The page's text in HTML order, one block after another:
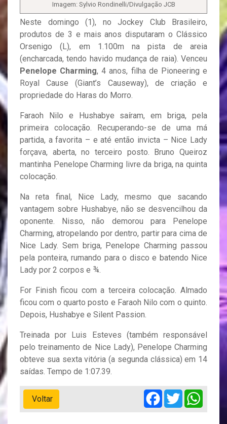
Imagem: Sylvio Rondinelli/Divulgação JCB
Neste domingo (1), no Jockey Club Brasileiro,
produtos de 3 e mais anos disputaram o Clássico
Orsenigo (L), em 1.100m na pista de areia
(encharcada, tendo havido mudança de raia). Venceu
Penelope Charming, 4 anos, filha de Pioneering e
Royal Cause (Giant’s Causeway), de criação e
propriedade do Haras do Morro.
Faraoh Nilo e Hushabye saíram, em briga, pela
primeira colocação. Recuperando-se de uma má
partida, a favorita – e até então invicta – Nice Lady
forçava, aberta, no terceiro posto. Bruno Queiroz
mantinha Penelope Charming livre da briga, na quinta
colocação.
Na reta final, Nice Lady, mesmo que sacando
vantagem sobre Hushabye, não se desvencilhou da
oponente. Nisso, não demorou para Penelope
Charming, atropelando por dentro, partir para cima de
Nice Lady. Sem briga, Penelope Charming passou
pela ponteira, rumando para o disco e batendo Nice
Lady por 2 corpos e ¾.
For Finish ficou com a terceira colocação. Almado
ficou com o quarto posto e Faraoh Nilo com o quinto.
Depois, Hushabye e Silent Passion.
Treinada por Luis Esteves (também responsável
pelo treinamento de Nice Lady), Penelope Charming
obteve sua sexta vitória (a segunda clássica) em 14
saídas. Tempo de 1:07.39.
Voltar
Facebook
Twitter